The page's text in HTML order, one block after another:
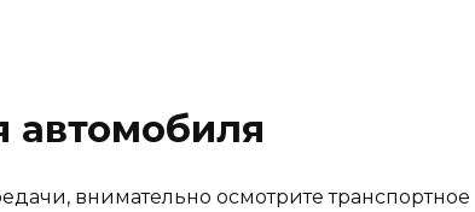
автомобиля
внимательно осмотрите транспортное